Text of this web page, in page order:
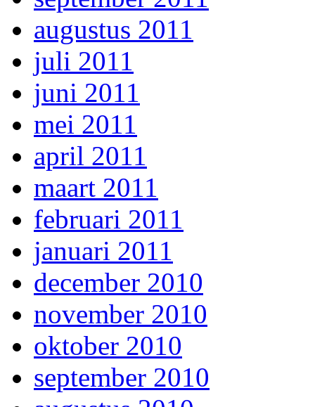
augustus 2011
juli 2011
juni 2011
mei 2011
april 2011
maart 2011
februari 2011
januari 2011
december 2010
november 2010
oktober 2010
september 2010